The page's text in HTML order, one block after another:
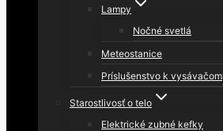
Lampy
Nočné svetlá
Meteostanice
Príslušenstvo k vysávačom
Starostlivosť o telo
Elektrické zubné kefky